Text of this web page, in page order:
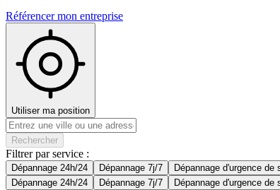
Référencer mon entreprise
Utiliser ma position
Rechercher
Filtrer par service :
Dépannage 24h/24 Dépannage 7j/7 Dépannage d'urgence de
Dépannage 24h/24
Dépannage 7j/7 Dépannage d'urgence de